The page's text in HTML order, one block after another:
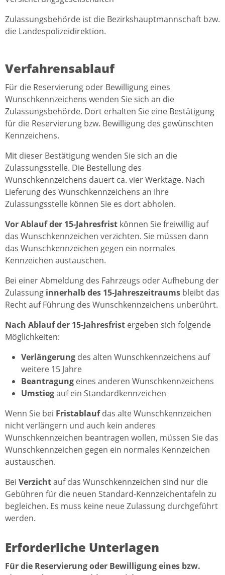
Zulassungsbehörde ist die Bezirkshauptmannschaft bzw.
die Landespolizeidirektion.
Verfahrensablauf
Für die Reservierung oder Bewilligung eines
Wunschkennzeichens wenden Sie sich an die
Zulassungsbehörde. Dort erhalten Sie eine Bestätigung
für die Reservierung bzw. Bewilligung des gewünschten
Kennzeichens.
Mit dieser Bestätigung wenden Sie sich an die
Zulassungsstelle. Die Bestellung des
Wunschkennzeichens dauert ca. vier Werktage. Nach
Lieferung des Wunschkennzeichens an Ihre
Zulassungsstelle können Sie es dort abholen.
Vor Ablauf der 15-Jahresfrist können Sie freiwillig auf
das Wunschkennzeichen verzichten. Sie müssen dann
das Wunschkennzeichen gegen ein normales
Kennzeichen austauschen.
Bei einer Abmeldung des Fahrzeugs oder Aufhebung der
Zulassung innerhalb des 15-Jahreszeitraums bleibt das
Recht auf Führung des Wunschkennzeichens unberührt.
Nach Ablauf der 15-Jahresfrist ergeben sich folgende
Möglichkeiten:
Verlängerung des alten Wunschkennzeichens auf
weitere 15 Jahre
Beantragung eines anderen Wunschkennzeichens
Umstiegauf ein Standardkennzeichen
Wenn Sie bei Fristablaufdas alte Wunschkennzeichen
nicht verlängern und auch kein anderes
Wunschkennzeichen beantragen wollen, müssen Sie das
Wunschkennzeichen gegen ein normales Kennzeichen
austauschen.
Bei Verzichtauf das Wunschkennzeichen sind nur die
Gebühren für die neuen Standard-Kennzeichentafeln zu
begleichen. Es muss keine neue Zulassung durchgeführt
werden.
Erforderliche Unterlagen
Für die Reservierung oder Bewilligung eines bzw.